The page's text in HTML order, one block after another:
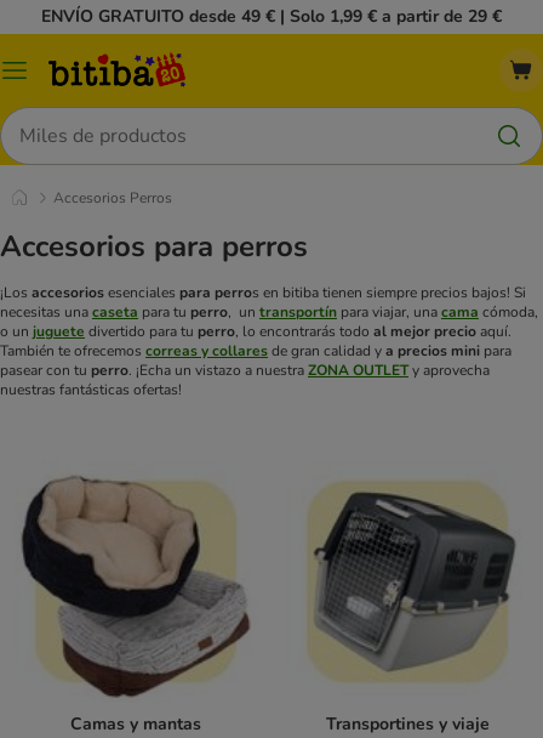
ENVÍO GRATUITO desde 49 € | Solo 1,99 € a partir de 29 €
Menú
Buscar
Accesorios Perros
Accesorios para perros
¡Los accesoriosesenciales para perros en bitiba tienen siempre precios bajos! Si
necesitas unacaseta para tu perro, un transportín para viajar, unacama cómoda,
o un juguete divertido para tu perro, lo encontrarás todo al mejor precioaquí.
También te ofrecemos correas y collaresde gran calidad ya precios mini para
pasear con tu perro. ¡Echa un vistazo a nuestraZONA OUTLETy aprovecha
nuestras fantásticas ofertas!
Camas y mantas Transportines y viaje